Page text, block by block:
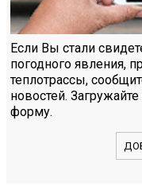
Если Вы стали
погодного явления,
теплотрассы,
новостей.
форму.